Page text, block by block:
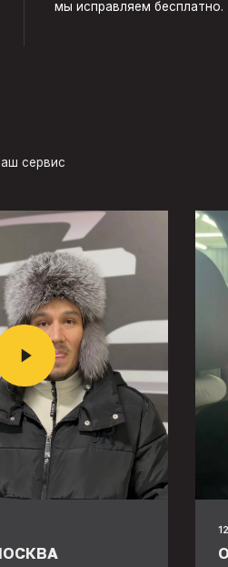
мы исправляем бесплатно.
сервис